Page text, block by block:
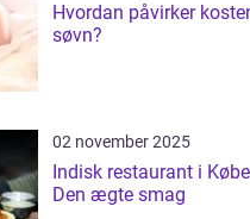
Hvordan påvirker
søvn?
02 november 2025
Indisk restaurant i
Den ægte smag